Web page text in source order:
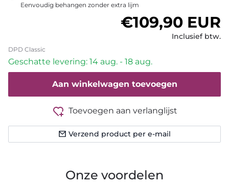
Eenvoudig behangen zonder extra lijm
Normale prijs
€109,90 EUR
Inclusief btw.
DPD Classic
Geschatte levering: 14 aug. - 18 aug.
Aan winkelwagen toevoegen
Toevoegen aan verlanglijst
Verzend product per e-mail
Onze voordelen